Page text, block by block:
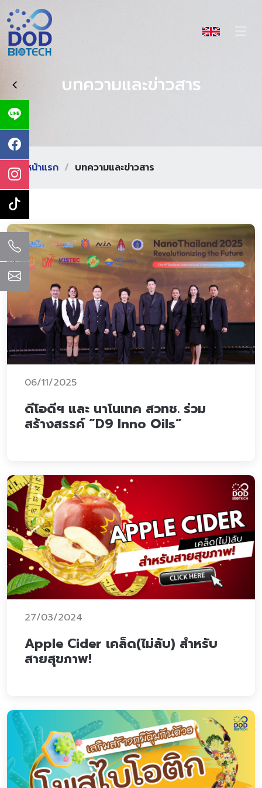
บทความและข่าวสาร
หน้าแรก บทความและข่าวสาร
06/11/2025
ดีโอดีฯ และ นาโนเทค สวทช. ร่วม
สร้างสรรค์ “D9 Inno Oils”
27/03/2024
Apple Cider เคล็ด(ไม่ลับ) สำหรับ
สายสุขภาพ!